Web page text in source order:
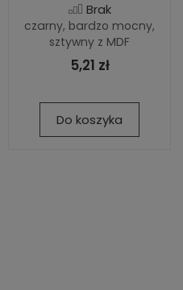
Brak
czarny, bardzo mocny,
sztywny z MDF
5,21 zł
Do koszyka